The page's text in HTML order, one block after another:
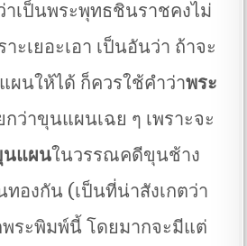
าเป็นพระพุทธชินราชคงไม่
ะเยอะเอา เป็นอันว่า ถ้าจะ
ผนให้ได้ ก็ควรใช้คำว่าพระ
กว่าขุนแผนเฉย ๆ เพราะจะ
นแผนในวรรณคดีขุนช้าง
องกัน (เป็นที่น่าสังเกตว่า
พระพิมพ์นี้ โดยมากจะมีแต่